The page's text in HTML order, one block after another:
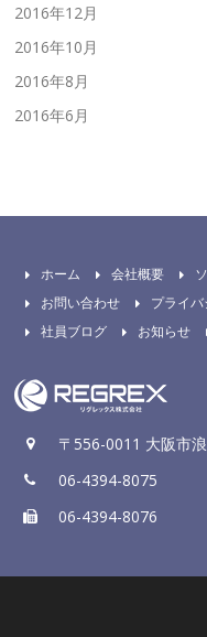
2016年12月
2016年10月
2016年8月
2016年6月
ホーム 会社概要
お問い合わせ
プライ
社員ブログ
お知らせ
〒556-0011 大阪市
06-4394-8075
06-4394-8076